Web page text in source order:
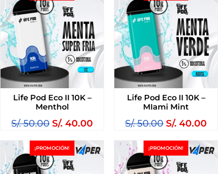
Life Pod Eco II 10K –
Menthol
S/.50.00 S/. 40.00
Life Pod Eco II 10K –
MIami Mint
S/.50.00 S/. 40.00
¡PROMOCIÓN! ¡PROMOCIÓN!